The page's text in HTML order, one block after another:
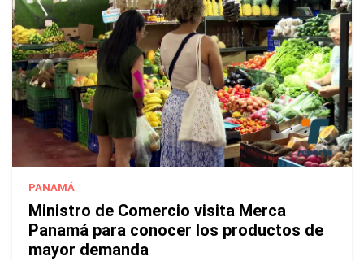
PANAMÁ
Ministro de Comercio visita Merca
Panamá para conocer los productos de
mayor demanda